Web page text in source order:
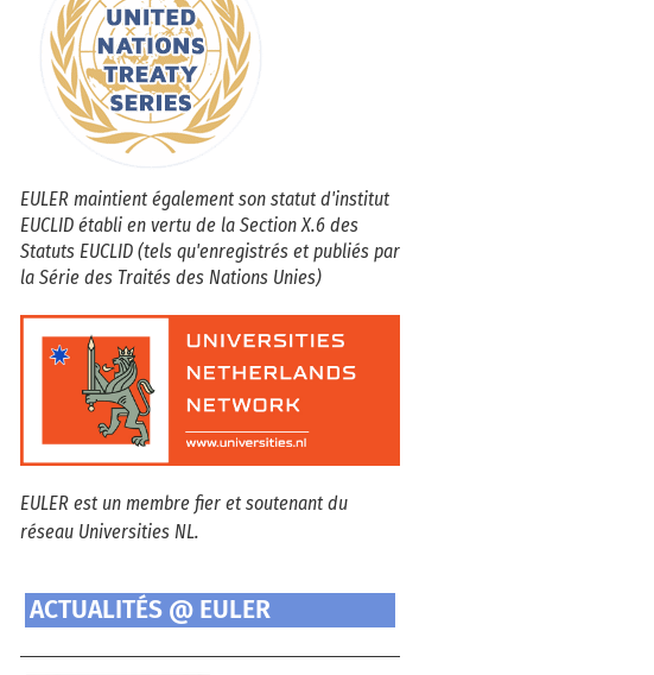
EULER maintient également son statut d'institut
EUCLID établi en vertu de la Section X.6 des
Statuts EUCLID (tels qu'enregistrés et publiés par
la Série des Traités des Nations Unies)
EULER est un membre fier et soutenant du
réseau Universities NL.
ACTUALITÉS @ EULER